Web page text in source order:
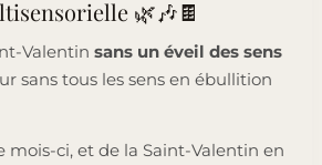
🌿🎶🍫
Valentin sans un éveil des sens
sans tous les sens en ébullition
mois-ci, et de la Saint-Valentin en